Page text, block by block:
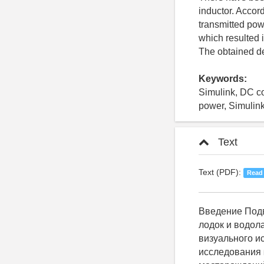
inductor.
transmitted
which resulted
The obtained
Keywords:
Simulink, DC
power,
Text
Text (PDF): Read
Введение Подводные аппараты могут применяться на недоступной для подводных лодок и водолазов глубине и предназначены для выполнения различных операций: для визуального исследования линий подводных коммуникаций, патрулирования, исследования морского дна, контроля биоресурсной базы, разработки подводных месторождений полезных ископаемых, сейсморазведки и т. д. В процессе создания данных аппаратов одним из самых сложных достижений является обеспечение необходимой автономности при сохранении малых массогабаритных показателей и экономических затрат на изготовление и работу. Необходимо учитывать, что для внедрения любого технологического решения необходим предыдущий анализ производительности системы, который приведёт к успешному применению и гарантированной экономии [1]. В процессе передачи и преобразования электроэнергии из аккумуляторных батарей к движителю происходит большое количество преобразований электроэнергии, что приводит к потерям. В условиях автономности аппарата, при невозможности поступления питания извне, остро ставится вопрос, касающийся целесообразной трансформации электроэнергии. В качестве одного из путей решения предлагается использование судовой сети, работающей на постоянном токе, которая обладает преимуществами перед сетью переменного тока [2]. Стабильного напряжения на потребителях даже при значительных изменениях частоты вращения гребного винта, вызванных волнением, рельефом дна, течением, ветрами, сменой курса и т. д., можно добиться с помощью импульсного регулирования [3, 4]. В системе «аккумуляторные батареи - потребитель» преобразователь постоянного напряжения имеет важное значение для